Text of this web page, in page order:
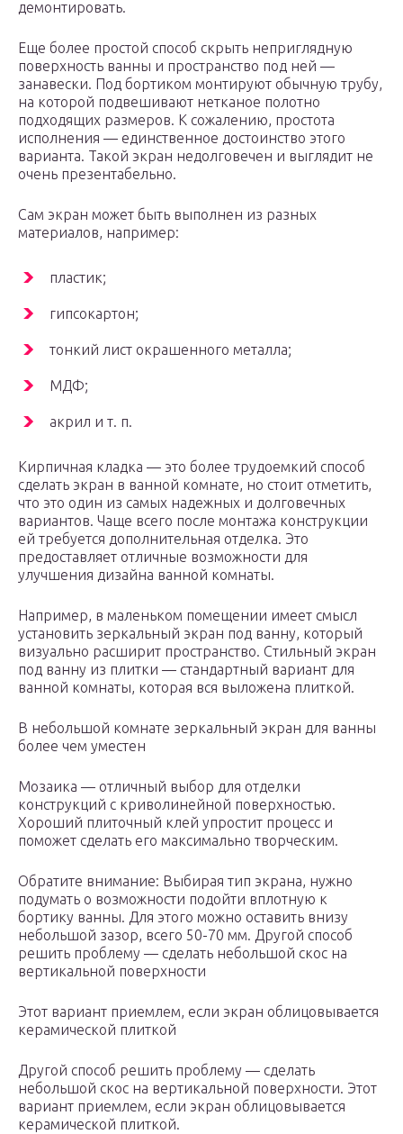
демонтировать.
Еще более простой способ скрыть неприглядную
поверхность ванны и пространство под ней —
занавески. Под бортиком монтируют обычную трубу,
на которой подвешивают нетканое полотно
подходящих размеров. К сожалению, простота
исполнения — единственное достоинство этого
варианта. Такой экран недолговечен и выглядит не
очень презентабельно.
Сам экран может быть выполнен из разных
материалов, например:
пластик;
гипсокартон;
тонкий лист окрашенного металла;
МДФ;
акрил и т. п.
Кирпичная кладка — это более трудоемкий способ
сделать экран в ванной комнате, но стоит отметить,
что это один из самых надежных и долговечных
вариантов. Чаще всего после монтажа конструкции
ей требуется дополнительная отделка. Это
предоставляет отличные возможности для
улучшения дизайна ванной комнаты.
Например, в маленьком помещении имеет смысл
установить зеркальный экран под ванну, который
визуально расширит пространство. Стильный экран
под ванну из плитки — стандартный вариант для
ванной комнаты, которая вся выложена плиткой.
В небольшой комнате зеркальный экран для ванны
более чем уместен
Мозаика — отличный выбор для отделки
конструкций с криволинейной поверхностью.
Хороший плиточный клей упростит процесс и
поможет сделать его максимально творческим.
Обратите внимание: Выбирая тип экрана, нужно
подумать о возможности подойти вплотную к
бортику ванны. Для этого можно оставить внизу
небольшой зазор, всего 50-70 мм. Другой способ
решить проблему — сделать небольшой скос на
вертикальной поверхности
Этот вариант приемлем, если экран облицовывается
керамической плиткой
Другой способ решить проблему — сделать
небольшой скос на вертикальной поверхности. Этот
вариант приемлем, если экран облицовывается
керамической плиткой.